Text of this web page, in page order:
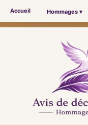
Accueil Hommages ▾